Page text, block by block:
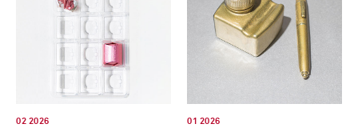
02 2026 01 2026